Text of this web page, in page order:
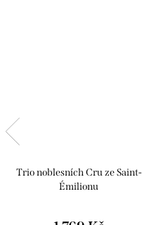
Trio noblesních Cru ze Saint-
Émilionu